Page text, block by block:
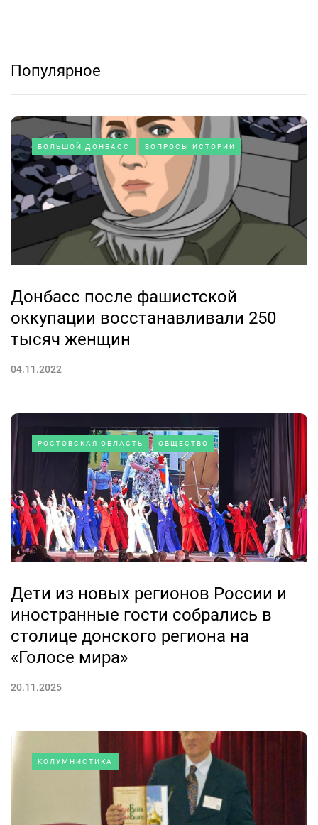
Популярное
БОЛЬШОЙ ДОНБАСС ВОПРОСЫ ИСТОРИИ
Донбасс после фашистской
оккупации восстанавливали 250
тысяч женщин
04.11.2022
РОСТОВСКАЯ ОБЛАСТЬ ОБЩЕСТВО
Дети из новых регионов России и
иностранные гости собрались в
столице донского региона на
«Голосе мира»
20.11.2025
КОЛУМНИСТИКА